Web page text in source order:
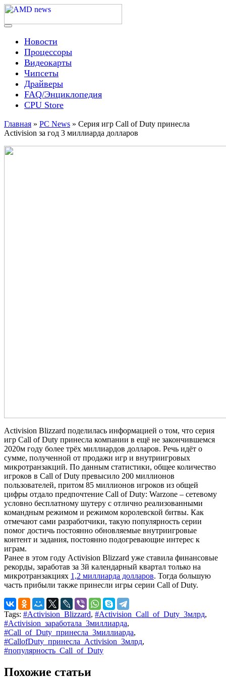
Skip
content
AMD news
Menu
Новости
Процессоры
Видеокарты
Чипсеты
Драйверы
FAQ/Энциклопедия
CPU Store
Главная » PC News » Серия игр Call of Duty принесла
Activision за год 3 миллиарда долларов
Activision Blizzard поделилась информацией о том, что серия
игр Call of Duty принесла компании в ещё не закончившемся
2020м году более трёх миллиардов долларов. Речь идёт о
сумме, полученной от продажи игр и внутриигровых
микротранзакций. По данным статистики, общее количество
игроков в Call of Duty превысило 200 миллионов
пользователей, притом 85 миллионов игроков из общей
цифры отдало предпочтение Call of Duty: Warzone – сетевому
условно бесплатному шутеру с отлично реализованными
командным режимом и режимом королевской битвы. Как
отмечают сами разработчики, такую популярность серии
помог достичь постоянно обновляемые внутриигровые
контент и задания, постоянно подогревающие интерес к
играм.
Ранее в этом году Activision Blizzard уже ставила финансовые
рекорды, заработав за 3й календарный квартал только на
микротранзакциях 1,2 миллиарда долларов. Тогда большую
часть прибыли также принесли игры серии Call of Duty.
Tags: #Activision_Blizzard, #Activision_Call_of_Duty_3млрд,
#Activision_заработала_3миллиарда,
#Call_of_Duty_принесла_3миллиарда,
#CallofDuty_принесла_Activision_3млрд,
#популярность_Call_of_Duty
Похожие статьи